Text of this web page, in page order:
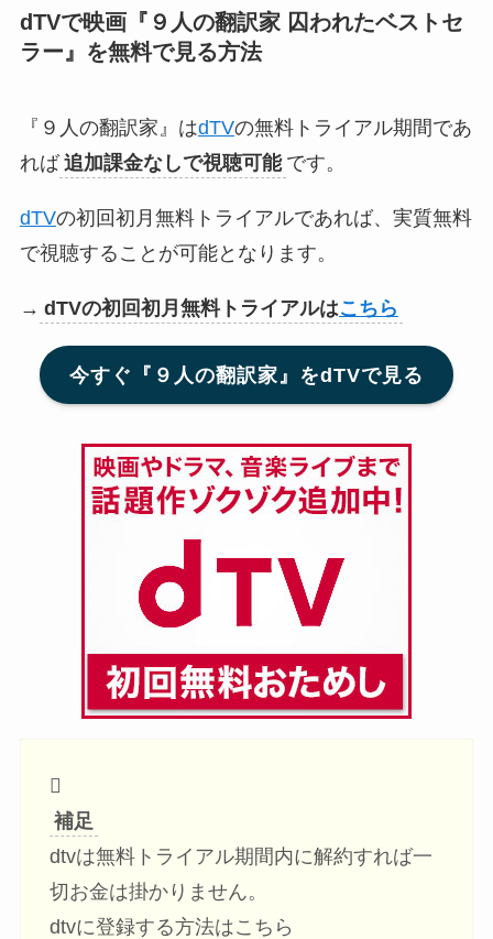
dTVで映画『９人の翻訳家 囚われたベストセ
ラー』 を無料で見る方法
『９人の翻訳家』はdTVの無料トライアル期間であ
れば 追加課金なしで視聴可能 です。
dTVの初回初月無料トライアルであれば、実質無料
で視聴することが可能となります。
→ dTVの初回初月無料トライアルはこちら
今すぐ『９人の翻訳家』をdTVで見る
補足
dtvは無料トライアル期間内に解約すれば一
切お金は掛かりません。
dtvに登録する方法はこちら